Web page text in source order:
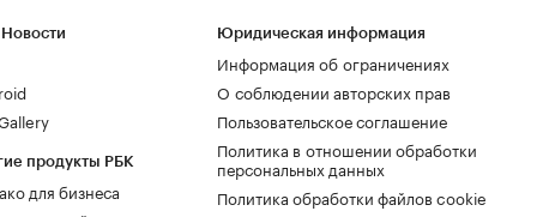
продукты РБК
для бизнеса
Юридическая информация
Информация об ограничениях
О соблюдении авторских прав
Пользовательское соглашение
Политика в отношении обработки
персональных данных
Политика обработки файлов cookie